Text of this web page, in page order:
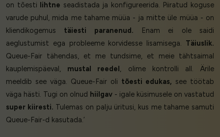
on tõesti
lihtne seadistada ja konfigureerida. Piiratud koguse
varude puhul, mida me tahame müüa - ja mitte üle müüa - on
kliendikogemus täiesti paranenud. Enam ei ole saidi
aeglustumist ega probleeme korvidesse lisamisega. Täiuslik.
Queue-Fair tähendas, et me tundsime, et meie tähtsaimal
kauplemispäeval, mustal reedel , olime kontrolli all. Ärile
meeldib see väga. Queue-Fair oli tõesti edukas, see töötab
väga hästi. Tugi on olnud hiilgav - igale küsimusele on vastatud
super kiiresti. Tulemas on palju üritusi, kus me tahame samuti
Queue-Fair-d kasutada.’